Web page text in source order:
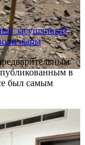
засушливый
жары
в
был самым